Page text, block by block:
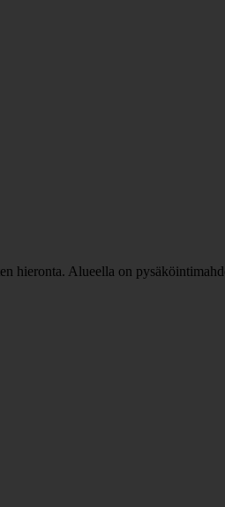
hieronta. Alueella on